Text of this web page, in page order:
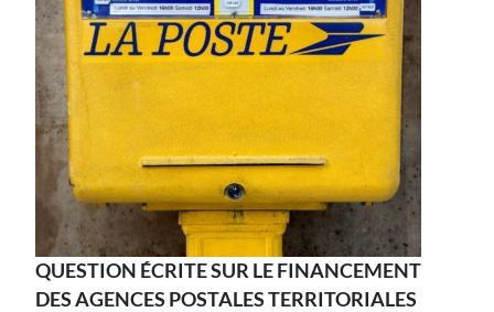
QUESTION ÉCRITE SUR LE FINANCEMENT
DES AGENCES POSTALES TERRITORIALES